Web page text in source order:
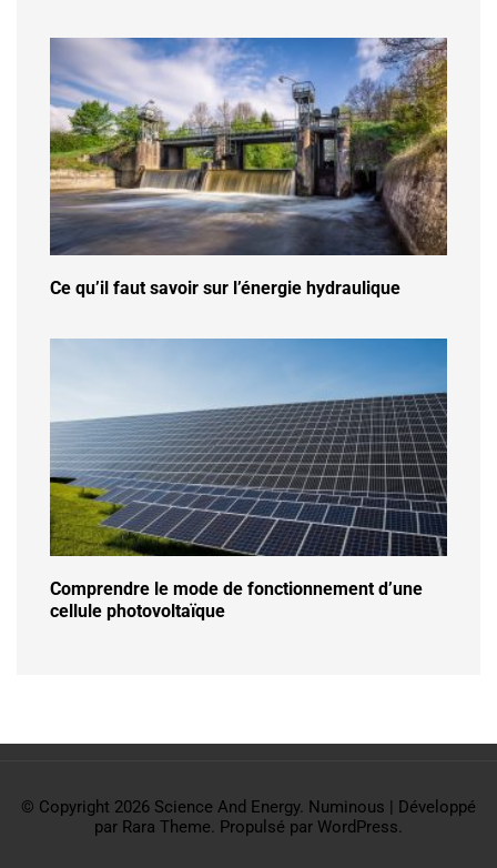
Ce qu’il faut savoir sur l’énergie hydraulique
Comprendre le mode de fonctionnement d’une
cellule photovoltaïque
© Copyright 2026 Science And Energy. Numinous | Développé
par Rara Theme. Propulsé par WordPress.